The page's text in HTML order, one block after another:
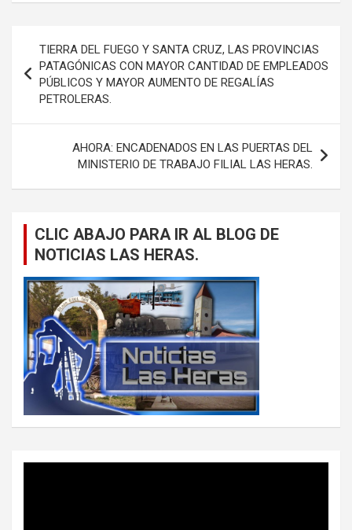
de
entradas
TIERRA DEL FUEGO Y SANTA CRUZ, LAS PROVINCIAS
PATAGÓNICAS CON MAYOR CANTIDAD DE EMPLEADOS
PÚBLICOS Y MAYOR AUMENTO DE REGALÍAS
PETROLERAS.
AHORA: ENCADENADOS EN LAS PUERTAS DEL
MINISTERIO DE TRABAJO FILIAL LAS HERAS.
CLIC ABAJO PARA IR AL BLOG DE
NOTICIAS LAS HERAS.